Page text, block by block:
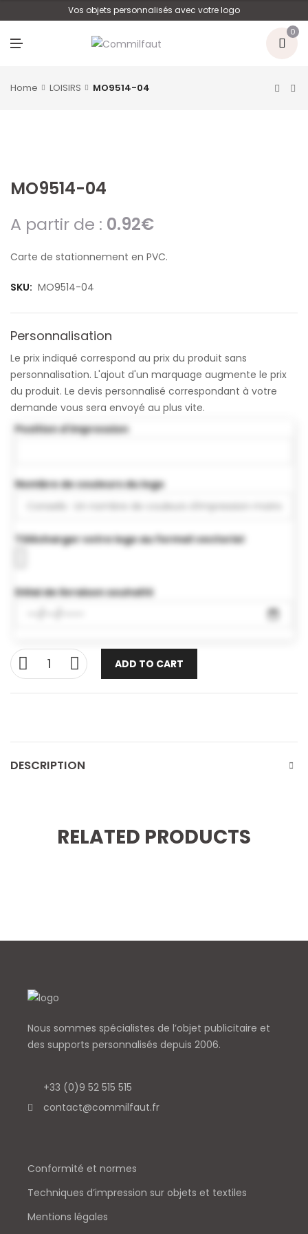
Vos objets personnalisés avec votre logo
0
Home LOISIRS MO9514-04
MO9514-04
A partir de : 0.92€
Carte de stationnement en PVC.
SKU: MO9514-04
Personnalisation
Le prix indiqué correspond au prix du produit sans
personnalisation. L'ajout d'un marquage augmente le prix
du produit. Le devis personnalisé correspondant à votre
demande vous sera envoyé au plus vite.
Position d'impression
Nombre de couleurs du logo
Télécharger votre logo au format vectoriel
Délai de livraison souhaité
ADD TO CART
DESCRIPTION
RELATED PRODUCTS
Nous sommes spécialistes de l’objet publicitaire et
des supports personnalisés depuis 2006.
+33 (0)9 52 515 515
contact@commilfaut.fr
Conformité et normes
Techniques d’impression sur objets et textiles
Mentions légales